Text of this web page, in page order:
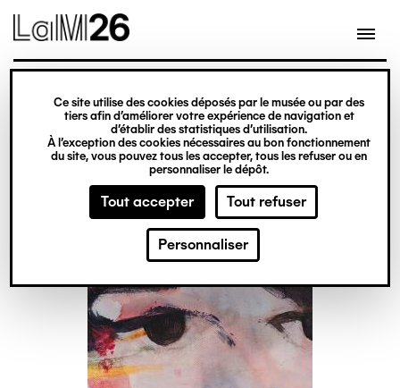
Gestion des cookies
Ce site utilise des cookies déposés par le musée ou par des
tiers afin d’améliorer votre expérience de navigation et
d’établir des statistiques d’utilisation.
À l’exception des cookies nécessaires au bon fonctionnement
du site, vous pouvez tous les accepter, tous les refuser ou en
personnaliser le dépôt.
Tout accepter Tout refuser
Personnaliser
Aller
au
contenu
principal
exposition
Jessy Razafimandimby
Du 13 juin 2026
au 10 janvier 2027